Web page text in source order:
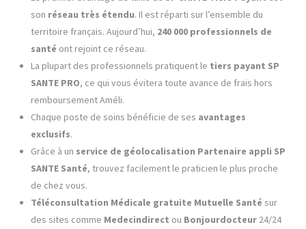
son réseau très étendu. Il est réparti sur l’ensemble du
territoire français. Aujourd’hui, 240 000 professionnels de
santé ont rejoint ce réseau.
La plupart des professionnels pratiquent le tiers payant SP
SANTE PRO, ce qui vous évitera toute avance de frais hors
remboursement Améli.
Chaque poste de soins bénéficie de ses avantages
exclusifs.
Grâce à un service de géolocalisation Partenaire appli SP
SANTE Santé, trouvez facilement le praticien le plus proche
de chez vous.
Téléconsultation Médicale gratuite Mutuelle Santé sur
des sites comme Medecindirect ou Bonjourdocteur 24/24